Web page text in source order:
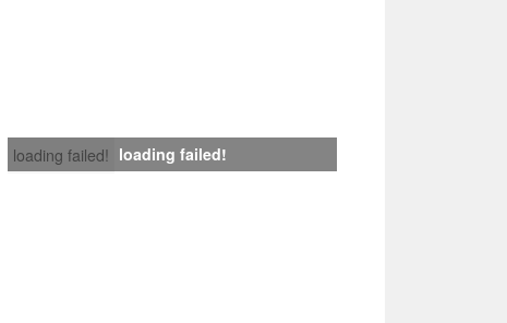
loading failed! loading failed!